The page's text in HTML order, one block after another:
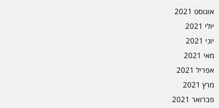
אוגוסט 2021
יולי 2021
יוני 2021
מאי 2021
אפריל 2021
מרץ 2021
פברואר 2021